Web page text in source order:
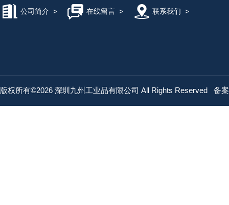
公司简介 > 在线留言> 联系我们 >
版权所有©2026 深圳九州工业品有限公司 All Rights Reserved 备